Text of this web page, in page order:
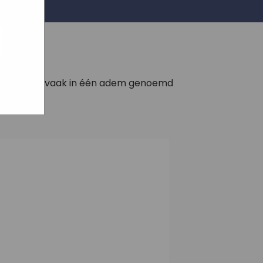
wordt vaak in één adem genoemd